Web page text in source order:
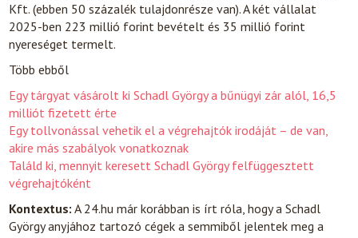
Kft. (ebben 50 százalék tulajdonrésze van). A két vállalat
2025-ben 223 millió forint bevételt és 35 millió forint
nyereséget termelt.
Több ebből
Egy tárgyat vásárolt ki Schadl György a bűnügyi zár alól, 16,5
milliót fizetett érte
Egy tollvonással vehetik el a végrehajtók irodáját – de van,
akire más szabályok vonatkoznak
Találd ki, mennyit keresett Schadl György felfüggesztett
végrehajtóként
Kontextus: A 24.hu már korábban is írt róla, hogy a Schadl
György anyjához tartozó cégek a semmiből jelentek meg a